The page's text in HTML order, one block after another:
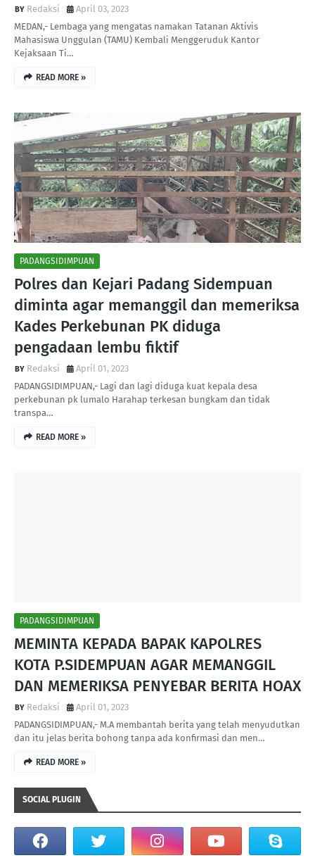
Redaksi
April 03, 2023
MEDAN,- Lembaga yang mengatas namakan Tatanan Aktivis
Mahasiswa Unggulan (TAMU) Kembali Menggeruduk Kantor
Kejaksaan Ti…
READ MORE »
PADANGSIDIMPUAN
Polres dan Kejari Padang Sidempuan
diminta agar memanggil dan memeriksa
Kades Perkebunan PK diduga
pengadaan lembu fiktif
Redaksi
April 01, 2023
PADANGSIDIMPUAN,- Lagi dan lagi diduga kuat kepala desa
perkebunan pk lumalo Harahap terkesan bungkam dan tidak
transpa…
READ MORE »
PADANGSIDIMPUAN
MEMINTA KEPADA BAPAK KAPOLRES
KOTA P.SIDEMPUAN AGAR MEMANGGIL
DAN MEMERIKSA PENYEBAR BERITA HOAX
Redaksi
April 01, 2023
PADANGSIDIMPUAN,- M.A membantah berita yang telah menyudutkan
dan itu jelas berita bohong tanpa ada konfirmasi dan men…
READ MORE »
SOCIAL PLUGIN